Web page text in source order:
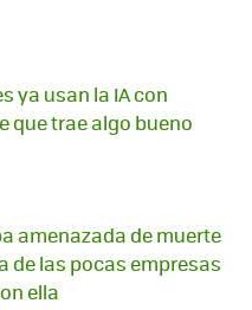
ya usan la IA con
que trae algo bueno
amenazada de muerte
de las pocas empresas
ella